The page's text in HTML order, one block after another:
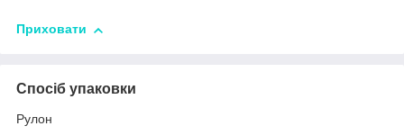
Приховати
Спосіб упаковки
Рулон